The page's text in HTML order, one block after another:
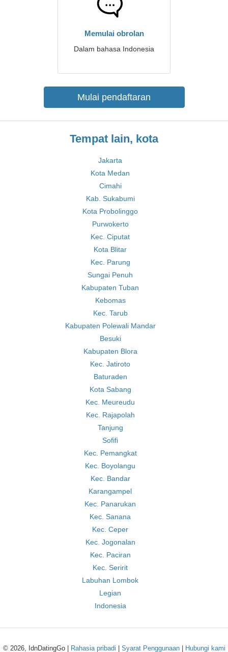
Memulai obrolan
Dalam bahasa Indonesia
Mulai pendaftaran
Tempat lain, kota
Jakarta
Kota Medan
Cimahi
Kab. Sukabumi
Kota Probolinggo
Purwokerto
Kec. Ciputat
Kota Blitar
Kec. Parung
Sungai Penuh
Kabupaten Tuban
Kebomas
Kec. Tarub
Kabupaten Polewali Mandar
Besuki
Kabupaten Blora
Kec. Jatiroto
Baturaden
Kota Sabang
Kec. Meureudu
Kec. Rajapolah
Tanjung
Sofifi
Kec. Pemangkat
Kec. Boyolangu
Kec. Bandar
Karangampel
Kec. Panarukan
Kec. Sanana
Kec. Ceper
Kec. Jogonalan
Kec. Paciran
Kec. Seririt
Labuhan Lombok
Legian
Indonesia
© 2026, IdnDatingGo | Rahasia pribadi Syarat Penggunaan| Hubungi kami